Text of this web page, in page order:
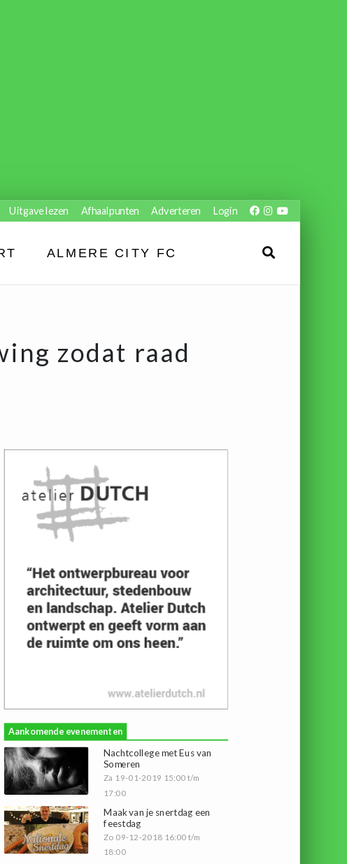
Uitgave lezen Afhaalpunten Adverteren Login
ALMERE CITY FC
zodat raad
Aankomende evenementen
Nachtcollege met Eus van
Someren
Za 19-01-2019 15:00 t/m
17:00
Maak van je snertdag een
feestdag
Zo 09-12-2018 16:00 t/m
18:00